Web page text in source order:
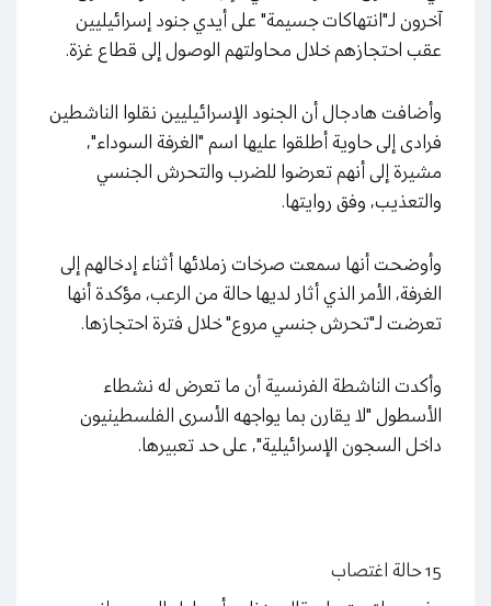
آخرون لـ"انتهاكات جسيمة" على أيدي جنود إسرائيليين
عقب احتجازهم خلال محاولتهم الوصول إلى قطاع غزة.
وأضافت هادجال أن الجنود الإسرائيليين نقلوا الناشطين
فرادى إلى حاوية أطلقوا عليها اسم "الغرفة السوداء"،
مشيرة إلى أنهم تعرضوا للضرب والتحرش الجنسي
والتعذيب، وفق روايتها.
وأوضحت أنها سمعت صرخات زملائها أثناء إدخالهم إلى
الغرفة، الأمر الذي أثار لديها حالة من الرعب، مؤكدة أنها
تعرضت لـ"تحرش جنسي مروع" خلال فترة احتجازها.
وأكدت الناشطة الفرنسية أن ما تعرض له نشطاء
الأسطول "لا يقارن بما يواجهه الأسرى الفلسطينيون
داخل السجون الإسرائيلية"، على حد تعبيرها.
15 حالة اغتصاب